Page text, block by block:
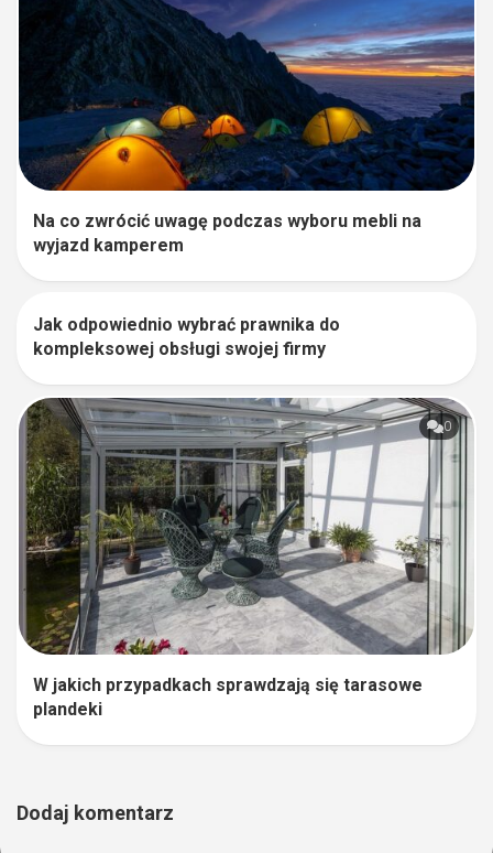
Na co zwrócić uwagę podczas wyboru mebli na
wyjazd kamperem
Jak odpowiednio wybrać prawnika do
kompleksowej obsługi swojej firmy
0
W jakich przypadkach sprawdzają się tarasowe
plandeki
Dodaj komentarz